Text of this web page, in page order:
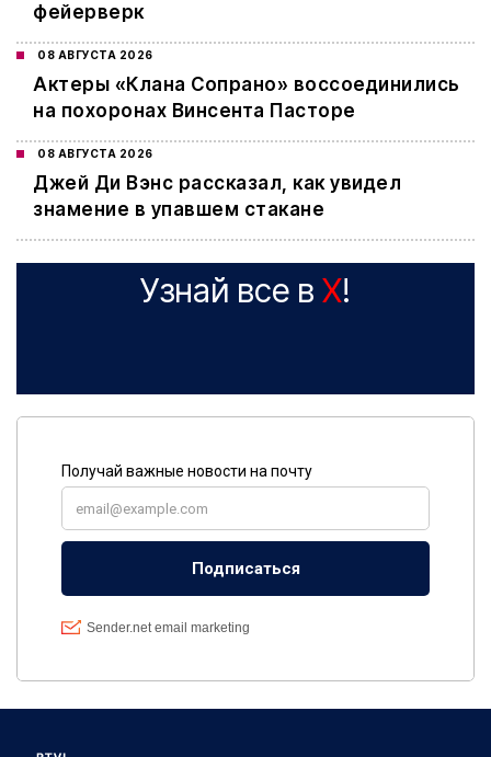
фейерверк
08 АВГУСТА 2026
Актеры «Клана Сопрано» воссоединились
на похоронах Винсента Пасторе
08 АВГУСТА 2026
Джей Ди Вэнс рассказал, как увидел
знамение в упавшем стакане
Узнай все в X!